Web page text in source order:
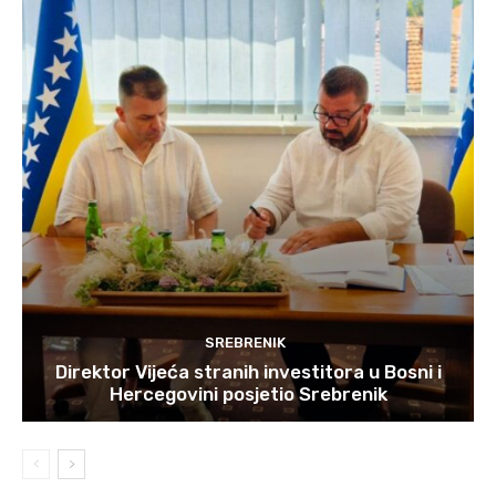
SREBRENIK
Direktor Vijeća stranih investitora u Bosni i
Hercegovini posjetio Srebrenik